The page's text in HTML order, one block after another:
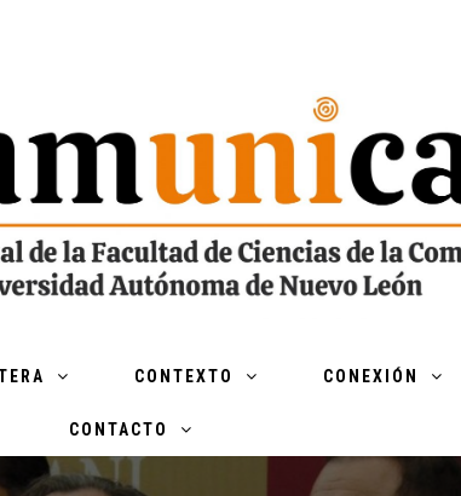
CONTEXTO CONEXIÓN
CONTACTO